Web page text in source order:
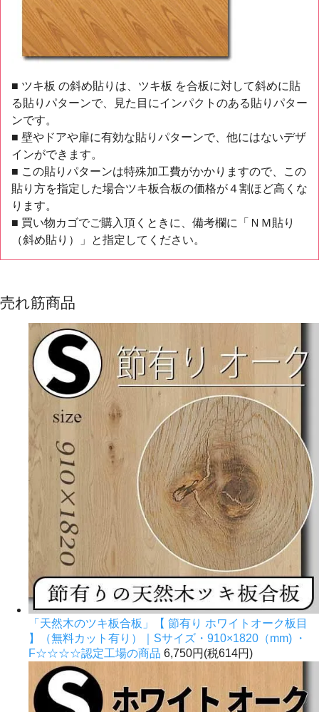
■ ツキ板 の斜め貼りは、ツキ板 を合板に対して斜めに貼
る貼りパターンで、見た目にインパクトのある貼りパター
ンです。
■ 壁やドアや扉に有効な貼りパターンで、他にはないデザ
インができます。
■ この貼りパターンは特殊加工費がかかりますので、この
貼り方を指定した場合ツキ板合板の価格が４割ほど高くな
ります。
■ 買い物カゴでご購入頂くときに、備考欄に「ＮＭ貼り
（斜め貼り）」と指定してください。
売れ筋商品
「天然木のツキ板合板」【 節有り ホワイトオーク板目
】（無料カット有り）｜Sサイズ・910×1820（mm) ・
F☆☆☆☆認定工場の商品 6,750円(税614円)